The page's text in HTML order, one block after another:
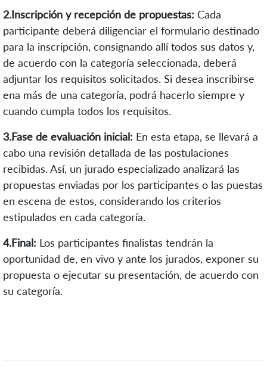
2.Inscripción y recepción de propuestas: Cada
participante deberá diligenciar el formulario destinado
para la inscripción, consignando allí todos sus datos y,
de acuerdo con la categoría seleccionada, deberá
adjuntar los requisitos solicitados. Si desea inscribirse
ena más de una categoría, podrá hacerlo siempre y
cuando cumpla todos los requisitos.
3.Fase de evaluación inicial: En esta etapa, se llevará a
cabo una revisión detallada de las postulaciones
recibidas. Así, un jurado especializado analizará las
propuestas enviadas por los participantes o las puestas
en escena de estos, considerando los criterios
estipulados en cada categoría.
4.Final: Los participantes finalistas tendrán la
oportunidad de, en vivo y ante los jurados, exponer su
propuesta o ejecutar su presentación, de acuerdo con
su categoría.